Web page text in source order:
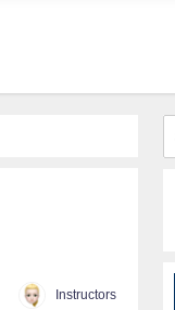
Instructors